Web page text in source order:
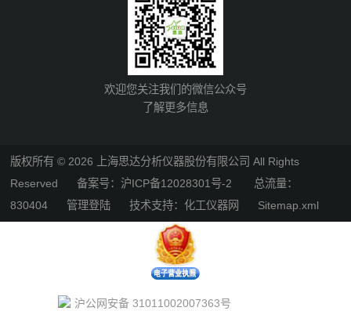
欢迎您关注我们的微信公众号
了解更多信息
版权所有 © 2026 上海思达分析仪器股份有限公司 All Rights
Reserved备案号：沪ICP备12028301号-2
总流量：
830404 管理登陆 技术支持：化工仪器网 Sitemap.xml
沪公网安备 31011002007363号